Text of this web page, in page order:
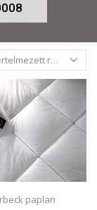
paplan